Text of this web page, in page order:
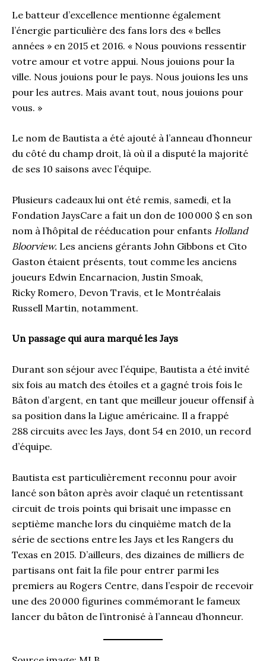
Le batteur d’excellence mentionne également
l’énergie particulière des fans lors des « belles
années » en 2015 et 2016. « Nous pouvions ressentir
votre amour et votre appui. Nous jouions pour la
ville. Nous jouions pour le pays. Nous jouions les uns
pour les autres. Mais avant tout, nous jouions pour
vous. »
Le nom de Bautista a été ajouté à l’anneau d’honneur
du côté du champ droit, là où il a disputé la majorité
de ses 10 saisons avec l’équipe.
Plusieurs cadeaux lui ont été remis, samedi, et la
Fondation JaysCare a fait un don de 100 000 $ en son
nom à l’hôpital de rééducation pour enfants Holland
Bloorview. Les anciens gérants John Gibbons et Cito
Gaston étaient présents, tout comme les anciens
joueurs Edwin Encarnacion, Justin Smoak,
Ricky Romero, Devon Travis, et le Montréalais
Russell Martin, notamment.
Un passage qui aura marqué les Jays
Durant son séjour avec l’équipe, Bautista a été invité
six fois au match des étoiles et a gagné trois fois le
Bâton d’argent, en tant que meilleur joueur offensif à
sa position dans la Ligue américaine. Il a frappé
288 circuits avec les Jays, dont 54 en 2010, un record
d’équipe.
Bautista est particulièrement reconnu pour avoir
lancé son bâton après avoir claqué un retentissant
circuit de trois points qui brisait une impasse en
septième manche lors du cinquième match de la
série de sections entre les Jays et les Rangers du
Texas en 2015. D’ailleurs, des dizaines de milliers de
partisans ont fait la file pour entrer parmi les
premiers au Rogers Centre, dans l’espoir de recevoir
une des 20 000 figurines commémorant le fameux
lancer du bâton de l’intronisé à l’anneau d’honneur.